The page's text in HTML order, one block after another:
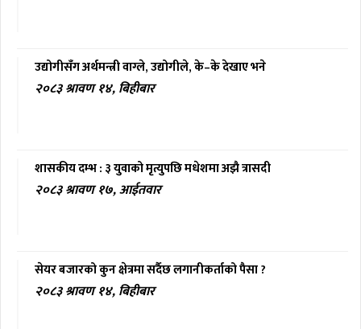
उद्योगीसँग अर्थमन्त्री वाग्ले, उद्योगीले, के–के देखाए भने
२०८३ श्रावण १४, बिहीबार
शासकीय दम्भ : ३ युवाको मृत्युपछि मधेशमा अझै त्रासदी
२०८३ श्रावण १७, आईतवार
सेयर बजारको कुन क्षेत्रमा सर्दैछ लगानीकर्ताको पैसा ?
२०८३ श्रावण १४, बिहीबार